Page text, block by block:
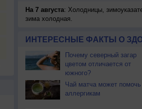
На 7 августа: Холодницы,
зима холодная.
ИНТЕРЕСНЫЕ ФАКТЫ О
Почему северный загар
цветом отличается от
южного?
Чай матча может помочь
аллергикам